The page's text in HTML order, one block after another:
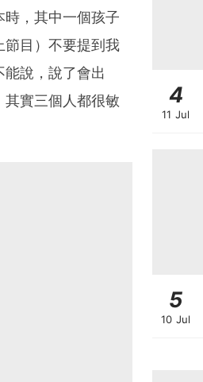
，其中一個孩子
目）不要提到我
說，說了會出
實三個人都很敏
4
11 Jul
5
10 Jul